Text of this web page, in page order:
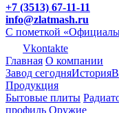
+7 (3513) 67-11-11
info@zlatmash.ru
С пометкой
Vkontakte
Главная О компании
Завод сегодняИстория
Продукция
Бытовые плиты
профиль Оружие